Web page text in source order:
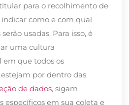
para o recolhimento de
como e com qual
usadas. Para isso, é
uma cultura
em que todos os
por dentro das
de dados, sigam
específicos em sua coleta e